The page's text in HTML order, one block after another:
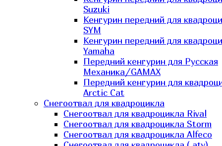
Suzuki
Кенгурин передний для
SYM
Кенгурин передний для
Yamaha
Передний кенгурин для Русская
Механика/GAMAX
Передний кенгурин для
Arctic Cat
Снегоотвал для квадроцикла
Снегоотвал для квадроцикла Rival
Снегоотвал для квадроцикла Storm
Снегоотвал для квадроцикла Alfeco